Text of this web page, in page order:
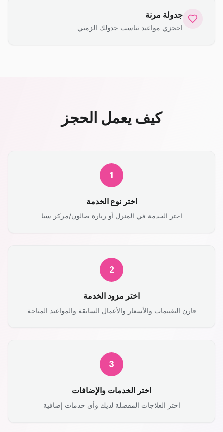
جدولة مرنة
احجزي مواعيد تناسب جدولك الزمني
كيف يعمل الحجز
1
اختر نوع الخدمة
اختر الخدمة في المنزل أو زيارة صالون/مركز سبا
2
اختر مزود الخدمة
قارن التقييمات والأسعار والأعمال السابقة والمواعيد المتاحة
3
اختر الخدمات والإضافات
اختر العلاجات المفضلة لديك وأي خدمات إضافية